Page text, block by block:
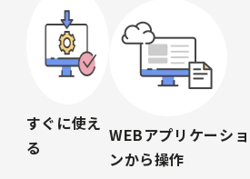
すぐに使え
る
WEBアプリケーショ
ンから操作